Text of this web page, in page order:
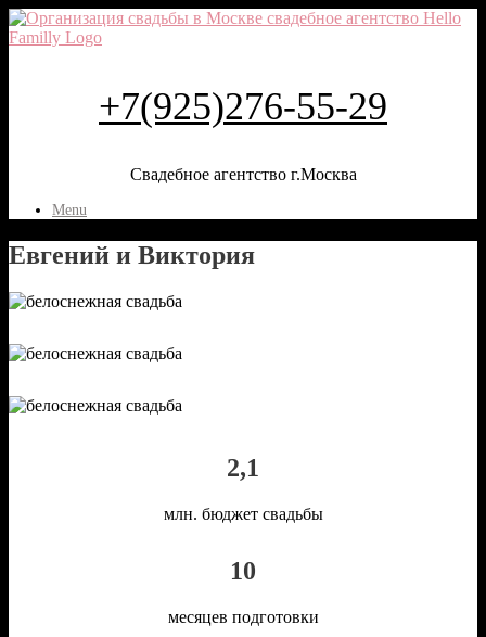
+7(925)276-55-29
Свадебное агентство г.Москва
Menu
Евгений и Виктория
2,1
млн. бюджет свадьбы
10
месяцев подготовки